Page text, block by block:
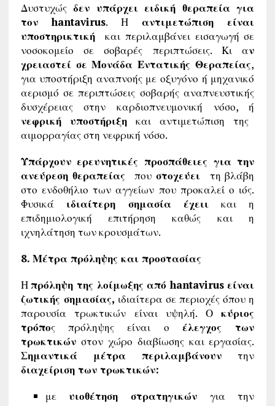
Δυστυχώςδεν υπάρχει ειδική θεραπεία για
τον hantavirus. Η αντιμετώπιση είναι
υποστηρικτική
και περιλαμβάνει εισαγωγή σε
νοσοκομείο σε σοβαρές περιπτώσεις. Κι αν
χρειαστεί σε Μονάδα Εντατικής Θεραπείας,
για υποστήριξη αναπνοής με οξυγόνο ή μηχανικό
αερισμό σε περιπτώσεις σοβαρής αναπνευστικής
δυσχέρειας στην καρδιοπνευμονική νόσο, ή
νεφρική υποστήριξη και αντιμετώπιση της
αιμορραγίας στη νεφρική νόσο.
Υπάρχουν ερευνητικές προσπάθειες για την
ανεύρεση θεραπείας
που στοχεύει τη βλάβη
στο ενδοθήλιο των αγγείων που προκαλεί ο ιός.
Φυσικά ιδιαίτερη σημασία έχειι και η
επιδημιολογική επιτήρηση καθώς και η
ιχνηλάτηση των κρουσμάτων.
8. Μέτρα πρόληψης και προστασίας
Ηπρόληψη της λοίμωξης από hantavirus είναι
ζωτικής σημασίας, ιδιαίτερα σε περιοχές όπου η
παρουσία τρωκτικών είναι υψηλή. Οκύριος
τρόπος πρόληψης είναι οέλεγχος των
τρωκτικώνστον χώρο διαβίωσης και εργασίας.
Σημαντικά μέτρα περιλαμβάνουντην
διαχείριση των τρωκτικών:
μευιοθέτηση στρατηγικών για την